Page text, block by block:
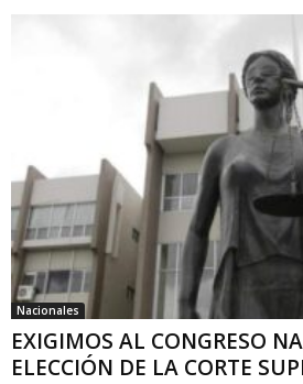
Nacionales
EXIGIMOS AL CONGRESO
ELECCIÓN DE LA CORTE